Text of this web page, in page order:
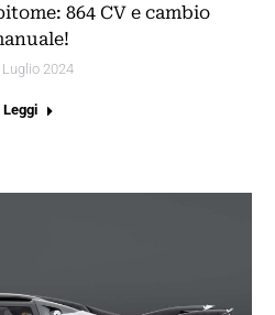
864 CV e cambio
Luglio 2024
Leggi